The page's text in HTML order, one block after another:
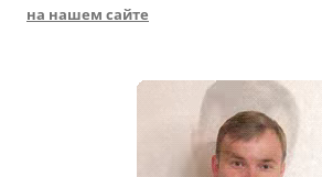
на нашем сайте